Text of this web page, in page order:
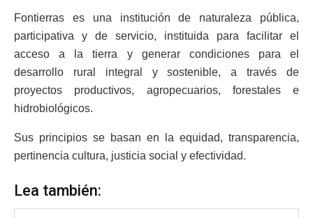
Fontierras es una institución de naturaleza pública,
participativa y de servicio, instituida para facilitar el
acceso a la tierra y generar condiciones para el
desarrollo rural integral y sostenible, a través de
proyectos productivos, agropecuarios, forestales e
hidrobiológicos.
Sus principios se basan en la equidad, transparencia,
pertinencia cultura, justicia social y efectividad.
Lea también: